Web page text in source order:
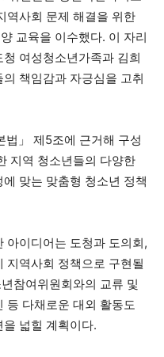
역사회 문제 해결을 위한
교육을 이수했다. 이 자리
여성청소년가족과 김희
책임감과 자긍심을 고취
법」 제5조에 근거해 구성
지역 청소년들의 다양한
맞는 맞춤형 청소년 정책
아이디어는 도청과 도의회,
지역사회 정책으로 구현될
참여위원회와의 교류 및
등 다채로운 대외 활동도
넓힐 계획이다.